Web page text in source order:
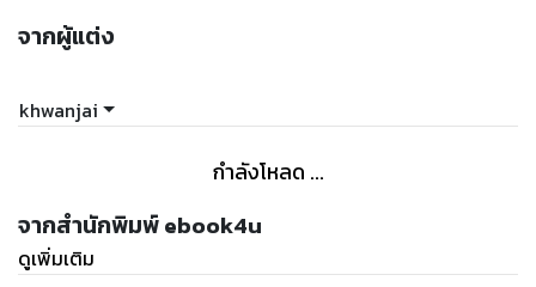
จากผู้แต่ง
khwanjai
กำลังโหลด ...
จากสำนักพิมพ์ ebook4u
ดูเพิ่มเติม